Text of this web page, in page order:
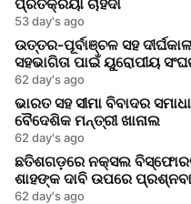
53 day's ago
ଉତ୍ତର-ପୂର୍ବାଞ୍ଚଳ ସହ
ସହଭାଗିତା ପାଇଁ ୟୁରୋପୀୟ
62 day's ago
ଭାରତ ସହ ସୀମା ବିବାଦର
ବୈଦେଶିକ ମନ୍ତ୍ରୀ ଖାନାଲ
62 day's ago
ଛତିଶଗଡ଼ରେ ନକ୍ସଲ
ଶାହଙ୍କ ଦାବି ଉପରେ
62 day's ago